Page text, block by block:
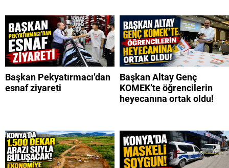
Başkan Pekyatırmacı’dan
esnaf ziyareti
Başkan Altay Genç
KOMEK’te öğrencilerin
heyecanına ortak oldu!